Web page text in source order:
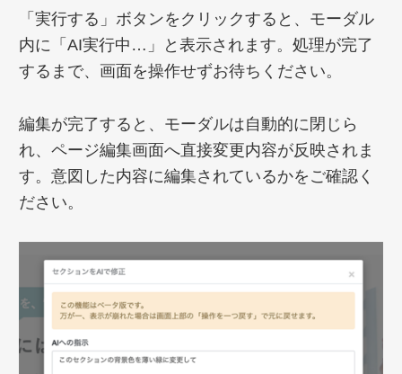
「実行する」ボタンをクリックすると、モーダル
内に「AI実行中…」と表示されます。処理が完了
するまで、画面を操作せずお待ちください。
編集が完了すると、モーダルは自動的に閉じら
れ、ページ編集画面へ直接変更内容が反映されま
す。意図した内容に編集されているかをご確認く
ださい。